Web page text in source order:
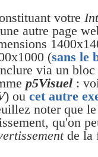
votre
autre page
(sans le
via un bloc
p5Visuel :
) ou cet autre
noter que
qu'on
de la